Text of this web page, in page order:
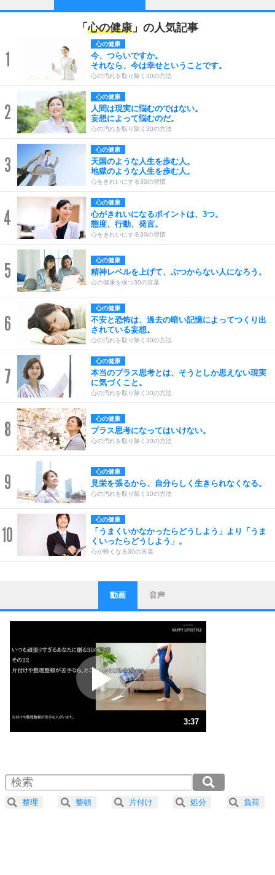
「心の健康」の人気記事
1
心の健康
今、つらいですか。
それなら、今は幸せということです。
心の汚れを取り除く30の方法
2
心の健康
人間は現実に悩むのではない。
妄想によって悩むのだ。
心の汚れを取り除く30の方法
3
心の健康
天国のような人生を歩む人。
地獄のような人生を歩む人。
心をきれいにする30の習慣
4
心の健康
心がきれいになるポイントは、3つ。
態度、行動、発言。
心をきれいにする30の習慣
5 心の健康
精神レベルを上げて、ぶつからない人になろう。
心の健康を保つ30の言葉
6
心の健康
不安と恐怖は、過去の暗い記憶によってつくり出
されている妄想。
心の汚れを取り除く30の方法
7
心の健康
本当のプラス思考とは、そうとしか思えない現実
に気づくこと。
心の汚れを取り除く30の方法
8 心の健康
プラス思考になってはいけない。
心の汚れを取り除く30の方法
9 心の健康
見栄を張るから、自分らしく生きられなくなる。
心の汚れを取り除く30の方法
10
心の健康
「うまくいかなかったらどうしよう」より「うま
くいったらどうしよう」。
心が軽くなる30の言葉
1
ストレス対策
他人と比べない。
いっそのこと、他人を見ない。
いらいらしない人になる30の方法
プラス思考
ポジティブになれない原因は、行動しないから。
ポジティブ思考になる30の方法
人生、なんとかなるもの。
気楽に生きる30の方法
4 器の大きい人は、怒りを優しさで表現する。
プラス思考
動画 音声
3:37
2.0倍速 （426KB 1分48秒）
2.5倍速 （341KB 1分27秒）
3.0倍速 （284KB 1分12秒）
整理 整頓 片付け 処分 負荷